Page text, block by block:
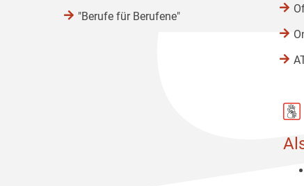
"Berufe für Berufene"